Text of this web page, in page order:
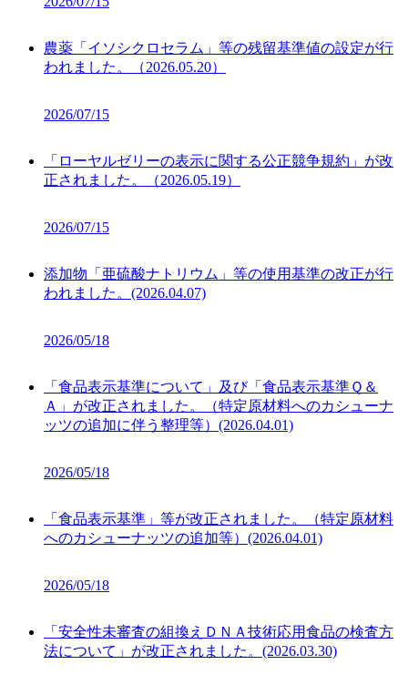
農薬「イソシクロセラム」等の残留基準値の設定が行
われました。（2026.05.20）
2026/07/15
「ローヤルゼリーの表示に関する公正競争規約」が改
正されました。（2026.05.19）
2026/07/15
添加物「亜硫酸ナトリウム」等の使用基準の改正が行
われました。(2026.04.07)
2026/05/18
「食品表示基準について」及び「食品表示基準Ｑ＆
Ａ」が改正されました。（特定原材料へのカシューナ
ッツの追加に伴う整理等）(2026.04.01)
2026/05/18
「食品表示基準」等が改正されました。（特定原材料
へのカシューナッツの追加等）(2026.04.01)
2026/05/18
「安全性未審査の組換えＤＮＡ技術応用食品の検査方
法について」が改正されました。(2026.03.30)